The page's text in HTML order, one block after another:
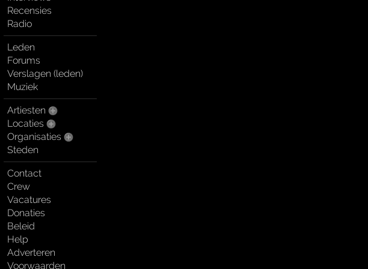
Recensies
Radio
Leden
Forums
Verslagen (leden)
Muziek
Artiesten
Locaties
Organisaties
Steden
Contact
Crew
Vacatures
Donaties
Beleid
Help
Adverteren
Voorwaarden